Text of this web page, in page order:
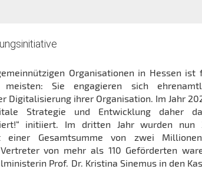
Organisationen in Hessen ist
Sie engagieren sich
Digitalisierung ihrer Organisation. Im Jahr
Strategie und Entwicklung daher
initiiert. Im dritten Jahr wurden nun
einer Gesamtsumme von zwei
von mehr als 110 Geförderten
Prof. Dr. Kristina Sinemus in den